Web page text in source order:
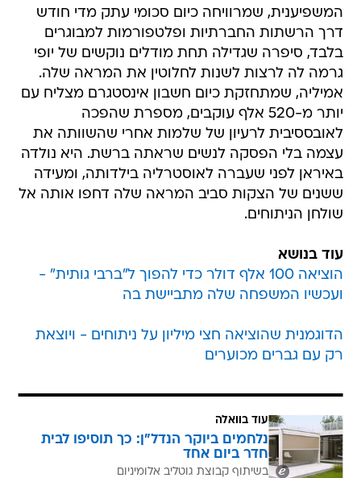
המשפיענית, שמרוויחה כיום סכומי עתק מדי חודש
דרך הרשתות החברתיות ופלטפורמות למבוגרים
בלבד, סיפרה שגדילה תחת מודלים נוקשים של יופי
גרמה לה לרצות לשנות לחלוטין את המראה שלה.
אמיליה, שמתחזקת כיום חשבון אינסטגרם מצליח עם
יותר מ-520 אלף עוקבים, מספרת שהפכה
לאובססיבית לרעיון של שלמות אחרי שהשוותה את
עצמה בלי הפסקה לנשים שראתה ברשת. היא נולדה
באיראן לפני שעברה לאוסטרליה בילדותה, ומעידה
ששנים של הצקות סביב המראה שלה דחפו אותה אל
שולחן הניתוחים.
עוד בנושא
הוציאה 100 אלף דולר כדי להפוך ל"ברבי גותית" -
ועכשיו המשפחה שלה מתביישת בה
הדוגמנית שהוציאה חצי מיליון על ניתוחים - ויוצאת
רק עם גברים מכוערים
עוד בוואלה
נלחמים ביוקר הנדל"ן: כך תוסיפו לבית
חדר ביום אחד
בשיתוף קבוצת גוטליב אלומיניום